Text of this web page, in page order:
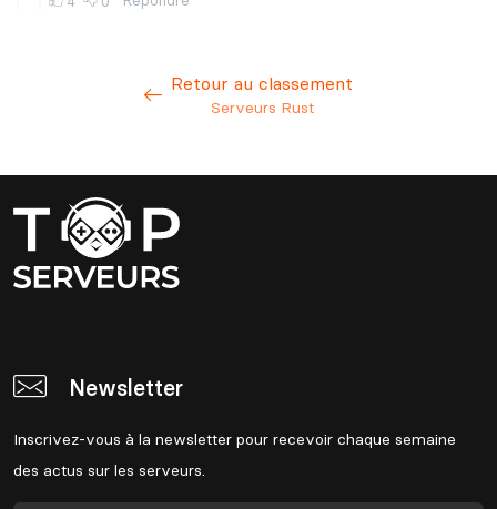
Retour au classement
Serveurs Rust
Newsletter
Inscrivez-vous à la newsletter pour recevoir chaque semaine
des actus sur les serveurs.